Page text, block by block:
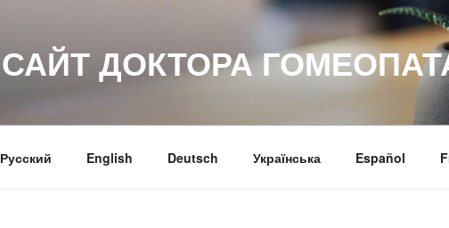
САЙТ ДОКТОРА
Русский English Deutsch Українська Español